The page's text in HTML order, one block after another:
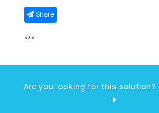
Share
***
Are you looking for this solution?